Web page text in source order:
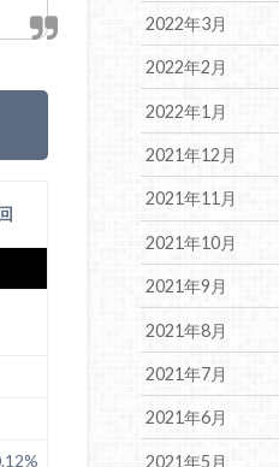
2022年3月
2022年2月
2022年1月
2021年12月
2021年11月
2021年10月
2021年9月
2021年8月
2021年7月
2021年6月
2021年5月